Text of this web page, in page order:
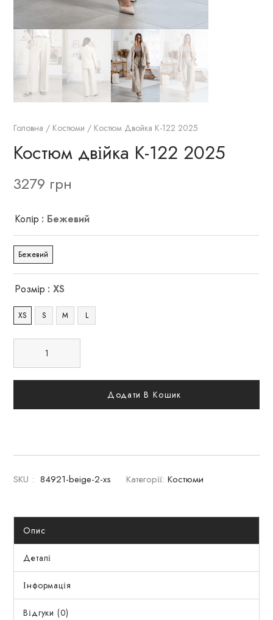
Головна / Костюми / Костюм Двойка К-122 2025
Костюм двійка К-122 2025
3279 грн
Колір : Бежевий
Бежевий
Розмір : XS
XS S M L
Додати В Кошик
SKU : 84921-beige-2-xs Категорії: Костюми
Опис
Деталі
Інформація
Відгуки (0)